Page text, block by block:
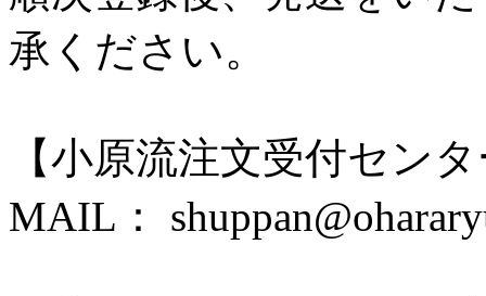
承ください。
【小原流注文受付セン
MAIL：